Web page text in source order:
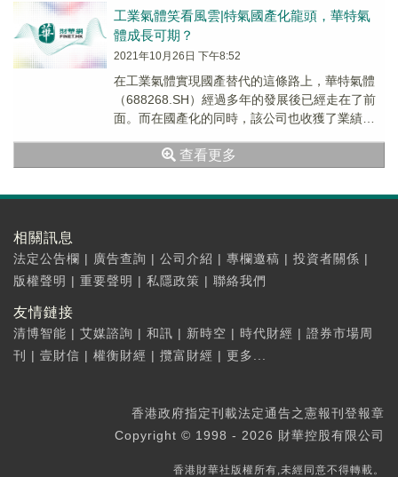
工業氣體笑看風雲|特氣國產化龍頭，華特氣
體成長可期？
2021年10月26日 下午8:52
在工業氣體實現國產替代的這條路上，華特氣體
（688268.SH）經過多年的發展後已經走在了前
面。而在國產化的同時，該公司也收獲了業績的
查看更多
相關訊息
法定公告欄 | 廣告查詢 | 公司介紹 | 專欄邀稿 | 投資者關係 |
版權聲明 | 重要聲明 | 私隱政策 | 聯絡我們
友情鏈接
清博智能 | 艾媒諮詢 | 和訊 | 新時空 | 時代財經 | 證券市場周
刊
| 壹財信 | 權衡財經 | 攬富財經 | 更多...
香港政府指定刊載法定通告之憲報刊登報章
Copyright © 1998 - 2026 財華控股有限公司
香港財華社版權所有,未經同意不得轉載。